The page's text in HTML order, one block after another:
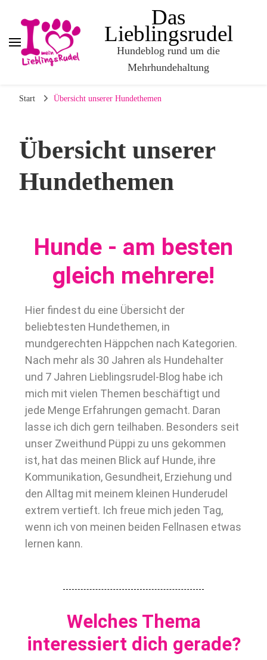
Das
Lieblingsrudel
Hundeblog rund um die
Mehrhundehaltung
Start Übersicht unserer Hundethemen
Übersicht unserer
Hundethemen
Hunde - am besten
gleich mehrere!
Hier findest du eine Übersicht der
beliebtesten Hundethemen, in
mundgerechten Häppchen nach Kategorien.
Nach mehr als 30 Jahren als Hundehalter
und 7 Jahren Lieblingsrudel-Blog habe ich
mich mit vielen Themen beschäftigt und
jede Menge Erfahrungen gemacht. Daran
lasse ich dich gern teilhaben. Besonders seit
unser Zweithund Püppi zu uns gekommen
ist, hat das meinen Blick auf Hunde, ihre
Kommunikation, Gesundheit, Erziehung und
den Alltag mit meinem kleinen Hunderudel
extrem vertieft. Ich freue mich jeden Tag,
wenn ich von meinen beiden Fellnasen etwas
lernen kann.
Welches Thema
interessiert dich gerade?